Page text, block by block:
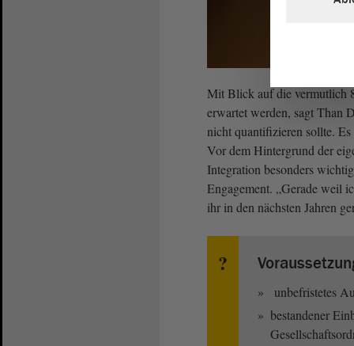
Mit Blick auf die vermutlich
erwartet werden, sagt Than
nicht quantifizieren sollte.
Vor dem Hintergrund der
Integration besonders
Engagement. „Gerade weil
ihr in den nächsten Jahren
unbefristetes
bestandener